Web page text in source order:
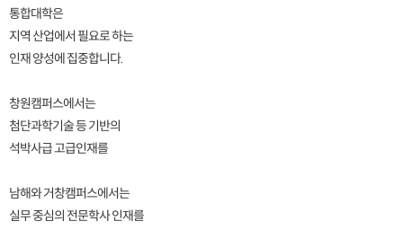
통합대학은
지역 산업에서 필요로 하는
인재 양성에 집중합니다.
창원캠퍼스에서는
첨단과학기술 등 기반의
석박사급 고급인재를
남해와 거창캠퍼스에서는
실무 중심의 전문학사 인재를